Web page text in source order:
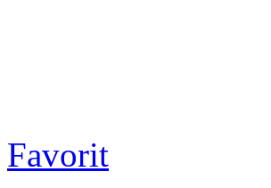
Favorit